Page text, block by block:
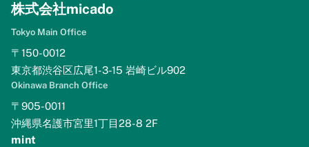
株式会社micado
Tokyo Main Office
〒150-0012
東京都渋谷区広尾1-3-15 岩崎ビル902
Okinawa Branch Office
〒905-0011
沖縄県名護市宮里1丁目28-8 2F
mint